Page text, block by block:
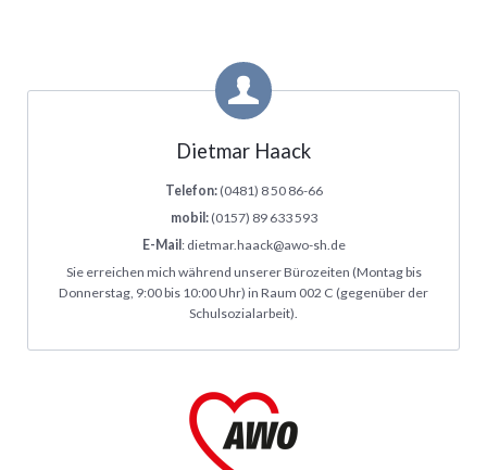
Dietmar Haack
Telefon:(0481) 8 50 86-66
mobil:(0157) 89 633 593
E-Mail : dietmar.haack@awo-sh.de
Sie erreichen mich während unserer Bürozeiten (Montag bis
Donnerstag, 9:00 bis 10:00 Uhr) in Raum 002 C (gegenüber der
Schulsozialarbeit).